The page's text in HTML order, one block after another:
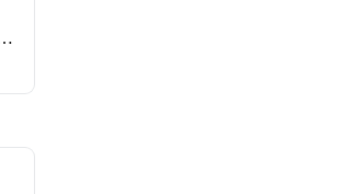
skæleksem, Balsam, 400 ml/g